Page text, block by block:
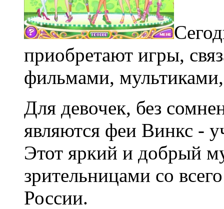
приобретают игры,
фильмами,
Для девочек, без
являются феи Винкс -
Этот яркий и добрый
зрительницами со
России.